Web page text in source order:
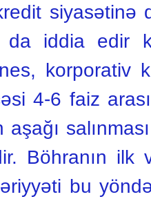
siyasətinə
da iddia edir
korporativ
4-6 faiz
Böhranın ilk
bu